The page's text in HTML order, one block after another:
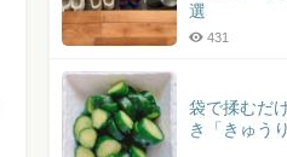
選
431
袋で揉むだ
き「きゅう